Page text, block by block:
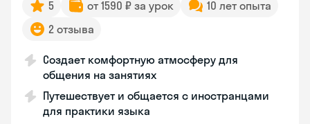
5 от 1590 ₽ за урок
10 лет опыта
2 отзыва
Создает комфортную атмосферу для
общения на занятиях
Путешествует и общается с иностранцами
для практики языка